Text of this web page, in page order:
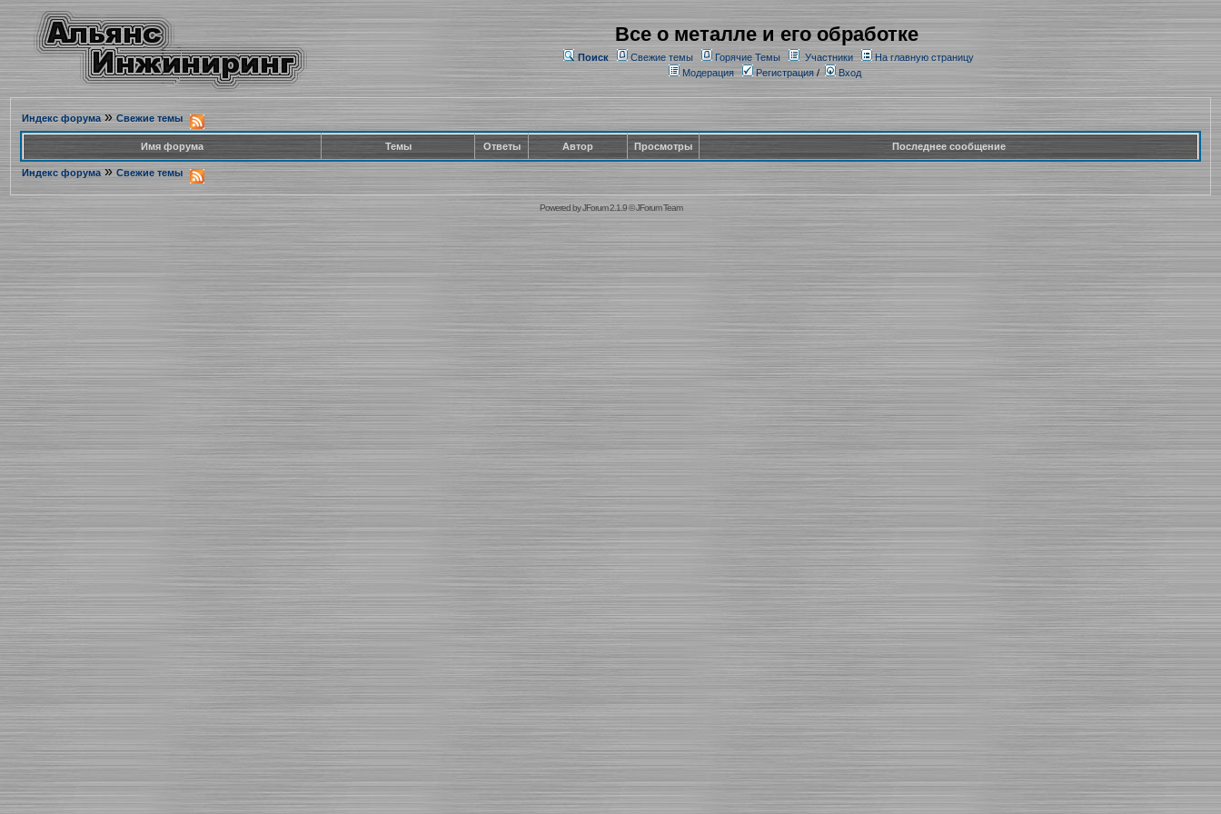
Все о металле и его обработке
Поиск Свежие темы Горячие Темы Участники
На главную страницу
Модерация
Регистрация/ Вход
Индекс форума» Свежие темы
Имя форума Темы Ответы Автор Просмотры Последнее сообщение
Индекс форума » Свежие темы
Powered byJForum 2.1.9©JForum Team